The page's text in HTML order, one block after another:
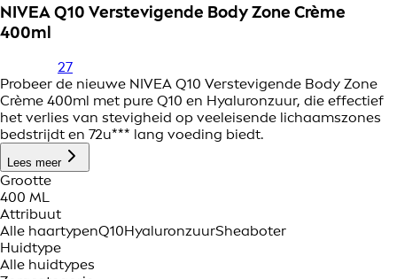
NIVEA Q10 Verstevigende Body Zone Crème
400ml
27
Probeer de nieuwe NIVEA Q10 Verstevigende Body Zone
Crème 400ml met pure Q10 en Hyaluronzuur, die effectief
het verlies van stevigheid op veeleisende lichaamszones
bedstrijdt en 72u*** lang voeding biedt.
Lees meer
Grootte
400 ML
Attribuut
Alle haartypenQ10HyaluronzuurSheaboter
Huidtype
Alle huidtypes